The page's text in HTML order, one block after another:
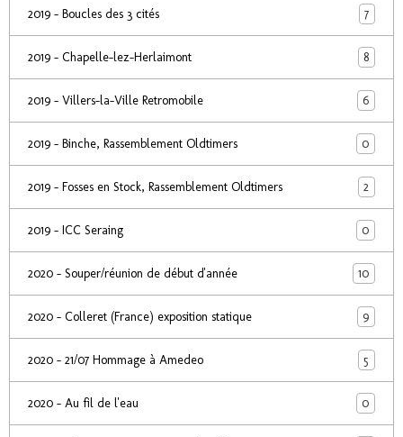
2019 - Boucles des 3 cités 7
2019 - Chapelle-lez-Herlaimont 8
2019 - Villers-la-Ville Retromobile 6
2019 - Binche, Rassemblement Oldtimers 0
2019 - Fosses en Stock, Rassemblement Oldtimers 2
2019 - ICC Seraing 0
2020 - Souper/réunion de début d'année 10
2020 - Colleret (France) exposition statique 9
2020 - 21/07 Hommage à Amedeo 5
2020 - Au fil de l'eau 0